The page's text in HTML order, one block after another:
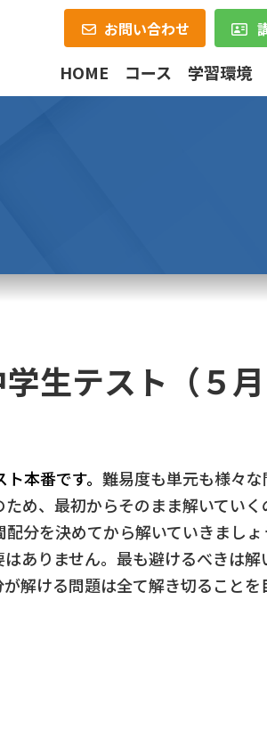
お問い合わせ
HOME コース 学習環境
生テスト（５月
ト本番です。難易度も単元も様々
め、最初からそのまま解いてい
分を決めてから解いていきまし
ありません。最も避けるべきは
解ける問題は全て解き切ること